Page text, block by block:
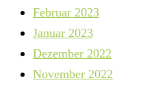
Februar 2023
Januar 2023
Dezember 2022
November 2022